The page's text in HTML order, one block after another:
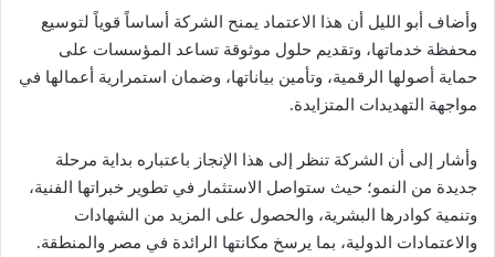
وأضاف أبو الليل أن هذا الاعتماد يمنح الشركة أساساً قوياً لتوسيع
محفظة خدماتها، وتقديم حلول موثوقة تساعد المؤسسات على
حماية أصولها الرقمية، وتأمين بياناتها، وضمان استمرارية أعمالها في
مواجهة التهديدات المتزايدة.
وأشار إلى أن الشركة تنظر إلى هذا الإنجاز باعتباره بداية مرحلة
جديدة من النمو؛ حيث ستواصل الاستثمار في تطوير خبراتها الفنية،
وتنمية كوادرها البشرية، والحصول على المزيد من الشهادات
والاعتمادات الدولية، بما يرسخ مكانتها الرائدة في مصر والمنطقة.